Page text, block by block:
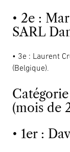
• 2e :
SARL
• 3e : Laurent
(Belgique).
(mois de
• 1er :